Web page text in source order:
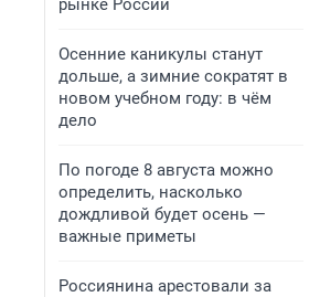
рынке России
Осенние каникулы станут
дольше, а зимние сократят в
новом учебном году: в чём
дело
По погоде 8 августа можно
определить, насколько
дождливой будет осень —
важные приметы
Россиянина арестовали за